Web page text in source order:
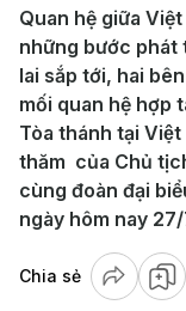
Quan hệ giữa
những bước phát
lai sắp tới, hai
mối quan hệ hợp
Tòa thánh tại
thăm của Chủ
cùng đoàn đại
ngày hôm nay 27/
Chia sẻ